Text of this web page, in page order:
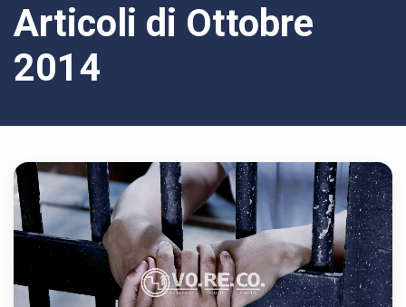
Articoli di Ottobre
2014